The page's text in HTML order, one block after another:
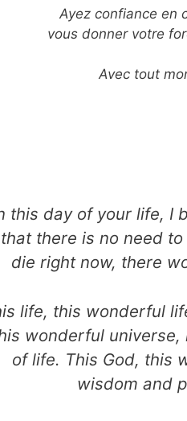
Ayez confiance en
vous donner votre
Avec tout
this day of your life, I
that there is no need
die right now, there
life, this wonderful
wonderful
of life. This God, this
wisdom and